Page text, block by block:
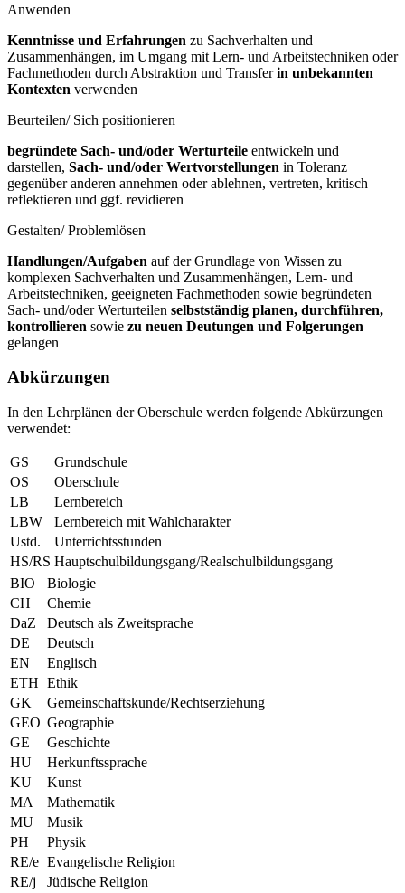
Anwenden
Kenntnisse und Erfahrungen zu Sachverhalten und
Zusammenhängen, im Umgang mit Lern- und Arbeitstechniken oder
Fachmethoden durch Abstraktion und Transferin unbekannten
Kontexten verwenden
Beurteilen/ Sich positionieren
begründete Sach- und/oder Werturteile entwickeln und
darstellen, Sach- und/oder Wertvorstellungen in Toleranz
gegenüber anderen annehmen oder ablehnen, vertreten, kritisch
reflektieren und ggf. revidieren
Gestalten/ Problemlösen
Handlungen/Aufgaben auf der Grundlage von Wissen zu
komplexen Sachverhalten und Zusammenhängen, Lern- und
Arbeitstechniken, geeigneten Fachmethoden sowie begründeten
Sach- und/oder Werturteilen selbstständig planen, durchführen,
kontrollieren sowie zu neuen Deutungen und Folgerungen
gelangen
Abkürzungen
In den Lehrplänen der Oberschule werden folgende Abkürzungen
verwendet:
GS
Grundschule
OS
Oberschule
LB
Lernbereich
LBW
Lernbereich mit Wahlcharakter
Ustd.
Unterrichtsstunden
HS/RS Hauptschulbildungsgang/Realschulbildungsgang
BIO
Biologie
CH
Chemie
DaZ
Deutsch als Zweitsprache
DE
Deutsch
EN
Englisch
ETH Ethik
GK
Gemeinschaftskunde/Rechtserziehung
GEO Geographie
GE
Geschichte
HU
Herkunftssprache
KU
Kunst
MA
Mathematik
MU
Musik
PH
Physik
RE/e Evangelische Religion
RE/j
Jüdische Religion